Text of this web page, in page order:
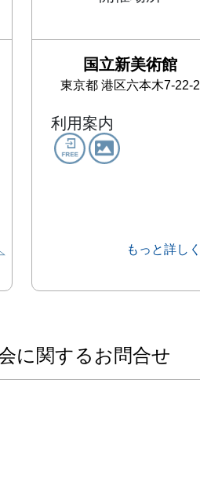
国立新美術館
東京都 港区六本木7-22-2
利用案内
もっと詳しく
に関するお問合せ